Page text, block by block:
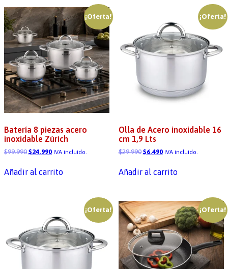
¡Oferta!
Batería 8 piezas acero
inoxidable Zúrich
$99.990$24.990 IVA incluido.
Añadir al carrito
¡Oferta!
Olla de Acero inoxidable 16
cm 1,9 Lts
$29.990 $6.490 IVA incluido.
Añadir al carrito
¡Oferta! ¡Oferta!